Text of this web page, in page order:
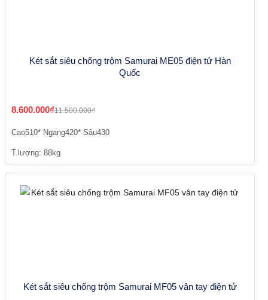
Két sắt siêu chống trộm Samurai ME05 điện tử Hàn
Quốc
8.600.000₫11.500.000₫
Cao510* Ngang420* Sâu430
T.lượng: 88kg
Két sắt siêu chống trộm Samurai MF05 vân tay điện tử